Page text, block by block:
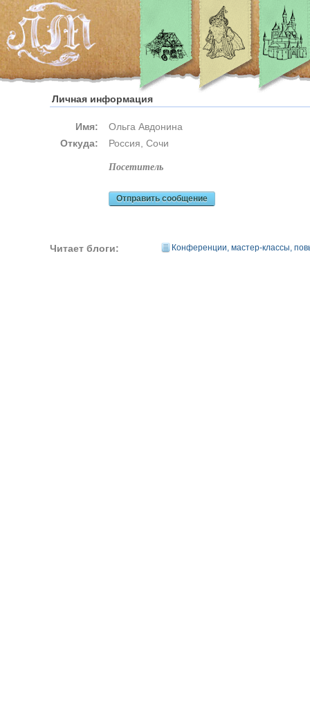
Личная информация
Имя:
Ольга Авдонина
Откуда:
Россия, Сочи
посетитель
Отправить сообщение
Читает блоги: Конференции, мастер-классы,